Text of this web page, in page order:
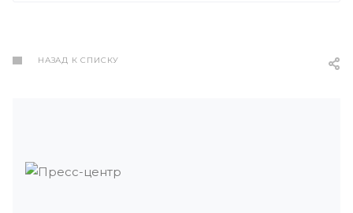
НАЗАД К СПИСКУ